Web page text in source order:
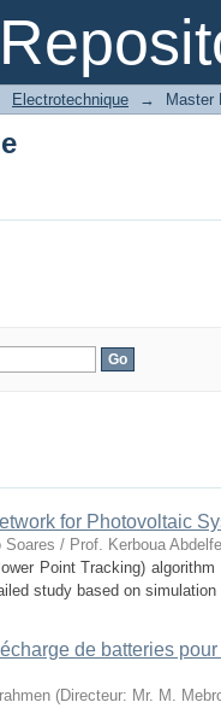
Electrotechnique → Master
for Photovoltaic
Soares / Prof. Kerboua
Point Tracking)
study based on
de batteries
(Directeur: Mr. M.